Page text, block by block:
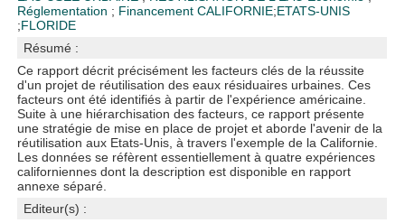
Réglementation ; FinancementCALIFORNIE;ETATS-UNIS
;FLORIDE
Résumé :
Ce rapport décrit précisément les facteurs clés de la réussite
d'un projet de réutilisation des eaux résiduaires urbaines. Ces
facteurs ont été identifiés à partir de l'expérience américaine.
Suite à une hiérarchisation des facteurs, ce rapport présente
une stratégie de mise en place de projet et aborde l'avenir de la
réutilisation aux Etats-Unis, à travers l'exemple de la Californie.
Les données se réfèrent essentiellement à quatre expériences
californiennes dont la description est disponible en rapport
annexe séparé.
Editeur(s) :